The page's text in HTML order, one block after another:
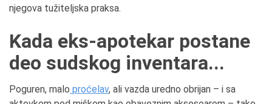
njegova tužiteljska praksa.
Kada eks-apotekar postane
deo sudskog inventara...
Poguren, malo proćelav, ali vazda uredno obrijan – i sa